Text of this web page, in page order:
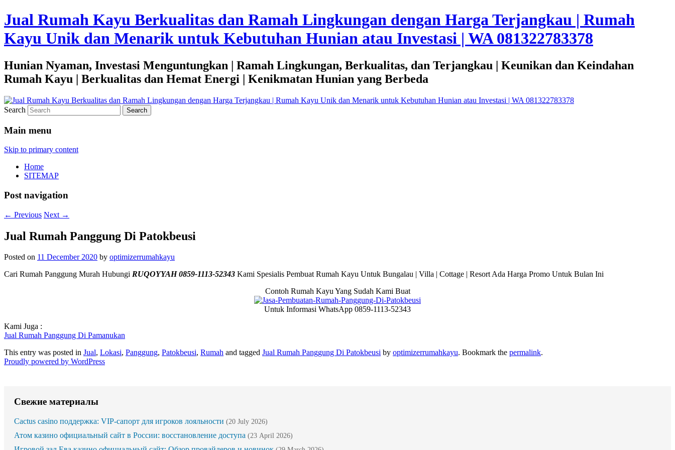
Jual Rumah Kayu Berkualitas dan Ramah Lingkungan dengan Harga Terjangkau | Rumah
Kayu Unik dan Menarik untuk Kebutuhan Hunian atau Investasi | WA 081322783378
Hunian Nyaman, Investasi Menguntungkan | Ramah Lingkungan, Berkualitas, dan Terjangkau | Keunikan dan Keindahan
Rumah Kayu | Berkualitas dan Hemat Energi | Kenikmatan Hunian yang Berbeda
Search
Main menu
Skip to primary content
Home
SITEMAP
Post navigation
← Previous Next →
Jual Rumah Panggung Di Patokbeusi
Posted on 11 December 2020 by optimizerrumahkayu
Cari Rumah Panggung Murah Hubungi RUQOYYAH 0859-1113-52343 Kami Spesialis Pembuat Rumah Kayu Untuk Bungalau | Villa | Cottage | Resort Ada Harga Promo Untuk Bulan Ini
Contoh Rumah Kayu Yang Sudah Kami Buat
Untuk Informasi WhatsApp 0859-1113-52343
Kami Juga :
Jual Rumah Panggung Di Pamanukan
This entry was posted in Jual, Lokasi, Panggung, Patokbeusi, Rumah and tagged Jual Rumah Panggung Di Patokbeusi by optimizerrumahkayu. Bookmark the permalink.
Proudly powered by WordPress
Свежие материалы
Cactus casino поддержка: VIP-сапорт для игроков лояльности (20 July 2026)
Атом казино официальный сайт в России: восстановление доступа (23 April 2026)